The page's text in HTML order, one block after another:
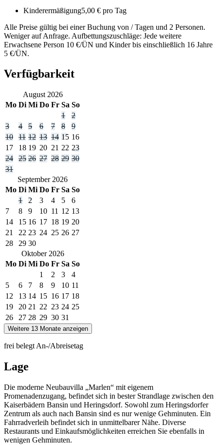
Kinderermäßigung5,00 € pro Tag
Alle Preise gültig bei einer Buchung von / Tagen und 2 Personen.
Weniger auf Anfrage. Aufbettungszuschläge: Jede weitere
Erwachsene Person 10 €/ÜN und Kinder bis einschließlich 16 Jahre
5 €/ÜN.
Verfügbarkeit
August 2026
Mo Di Mi Do Fr Sa So
1
2
3
4 5 6 7 8
9
10
11 12 13 14 15 16
17
18 19 20 21 22 23
24
25 26 27 28 29 30
31
September 2026
Mo Di Mi Do Fr Sa So
1
2 3 4 5
6
7
8 9 10 11 12 13
14
15 16 17 18 19 20
21
22 23 24 25 26 27
28
29 30
Oktober 2026
Mo Di Mi Do Fr Sa So
1
2 3
4
5
6 7 8 9 10 11
12
13 14 15 16 17 18
19
20 21 22 23 24 25
26
27 28 29 30 31
Weitere 13 Monate anzeigen
frei belegt An-/Abreisetag
Lage
Die moderne Neubauvilla „Marlen“ mit eigenem
Promenadenzugang, befindet sich in bester Strandlage zwischen den
Kaiserbädern Bansin und Heringsdorf. Sowohl zum Heringsdorfer
Zentrum als auch nach Bansin sind es nur wenige Gehminuten. Ein
Fahrradverleih befindet sich in unmittelbarer Nähe. Diverse
Restaurants und Einkaufsmöglichkeiten erreichen Sie ebenfalls in
wenigen Gehminuten.